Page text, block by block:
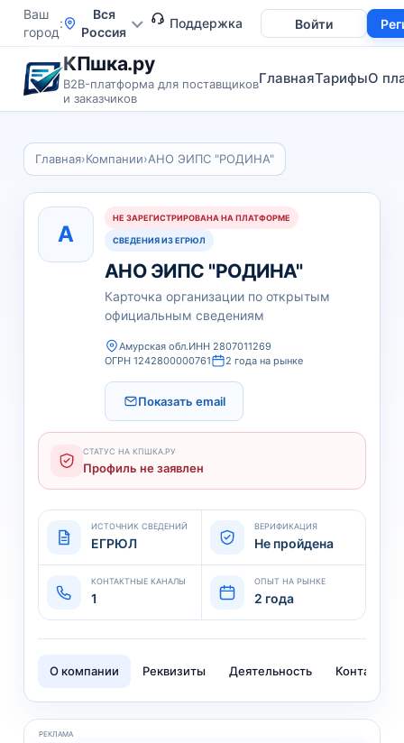
Ваш
город
Вся
Россия
Войти
Поддержка
КПшка.ру
B2B-платформа для поставщиков
и заказчиков
ГлавнаяТарифыО
Главная›Компании›АНО ЭИПС "РОДИНА"
А
НЕ ЗАРЕГИСТРИРОВАНА НА ПЛАТФОРМЕ
СВЕДЕНИЯ ИЗ ЕГРЮЛ
АНО ЭИПС "РОДИНА"
Карточка организации по открытым
официальным сведениям
Амурская обл.ИНН 2807011269
ОГРН 1242800000761
2 года на рынке
Показать email
СТАТУС НА КПШКА.РУ
Профиль не заявлен
ИСТОЧНИК СВЕДЕНИЙ
ЕГРЮЛ
ВЕРИФИКАЦИЯ
Не пройдена
КОНТАКТНЫЕ КАНАЛЫ
1
ОПЫТ НА РЫНКЕ
2 года
О компании Реквизиты Деятельность Контакты
РЕКЛАМА